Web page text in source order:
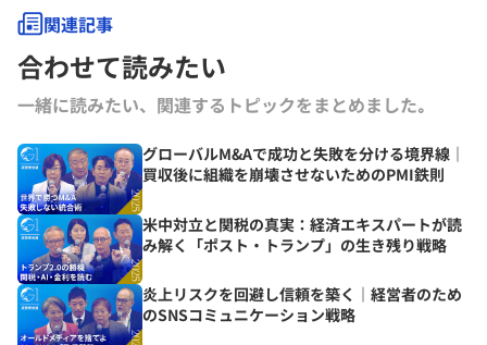
関連記事
合わせて読みたい
一緒に読みたい、関連するトピックをまとめました｡
グローバルM&Aで成功と失敗を分ける境界線｜
買収後に組織を崩壊させないためのPMI鉄則
米中対立と関税の真実：経済エキスパートが読
み解く「ポスト・トランプ」の生き残り戦略
炎上リスクを回避し信頼を築く｜経営者のため
のSNSコミュニケーション戦略